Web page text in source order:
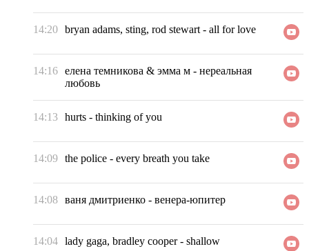
14:20 bryan adams, sting, rod stewart - all for love
14:16 елена темникова & эмма м - нереальная
любовь
14:13 hurts - thinking of you
14:09 the police - every breath you take
14:08 ваня дмитриенко - венера-юпитер
14:04 lady gaga, bradley cooper- shallow